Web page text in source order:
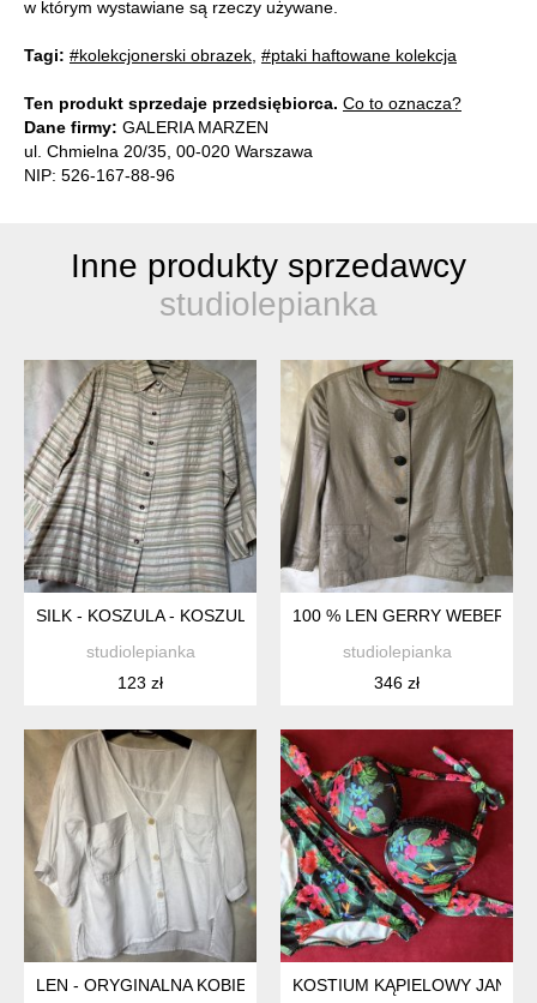
w którym wystawiane są rzeczy używane.
Tagi: #kolekcjonerski obrazek #ptaki haftowane kolekcja
Ten produkt sprzedaje przedsiębiorca. Co to oznacza?
Dane firmy: GALERIA MARZEN
ul. Chmielna 20/35, 00-020 Warszawa
NIP: 526-167-88-96
Inne produkty sprzedawcy
studiolepianka
SILK - KOSZULA - KOSZULOWY ŻAKIET - FIRMOWY -
studiolepianka
123 zł
100 % LEN GERRY WEBER -
studiolepianka
346 zł
LEN - ORYGINALNA KOBIECA LNIANA BLUZKA - PRZEWIEWNA
KOSTIUM KĄPIELOWY